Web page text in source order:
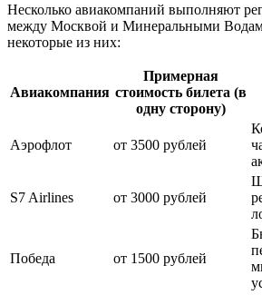
Несколько авиакомпаний выполняют
между Москвой и Минеральными
некоторые из них:
Авиакомпания
Примерная
стоимость билета (в
одну сторону)
Аэрофлот от 3500 рублей
S7 Airlines от 3000 рублей
Победа от 1500 рублей